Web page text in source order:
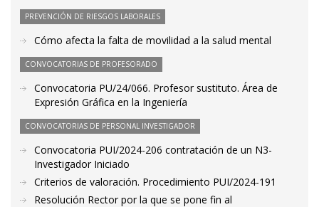
PREVENCIÓN DE RIESGOS LABORALES
Cómo afecta la falta de movilidad a la salud mental
CONVOCATORIAS DE PROFESORADO
Convocatoria PU/24/066. Profesor sustituto. Área de
Expresión Gráfica en la Ingeniería
CONVOCATORIAS DE PERSONAL INVESTIGADOR
Convocatoria PUI/2024-206 contratación de un N3-
Investigador Iniciado
Criterios de valoración. Procedimiento PUI/2024-191
Resolución Rector por la que se pone fin al